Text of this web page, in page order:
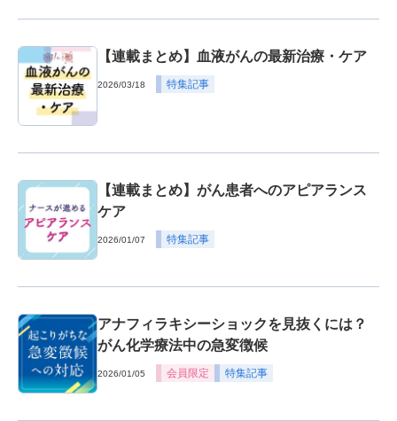
【連載まとめ】血液がんの最新治療・ケア
2026/03/18 特集記事
【連載まとめ】がん患者へのアピアランス
ケア
2026/01/07 特集記事
アナフィラキシーショックを見抜くには？
がん化学療法中の急変徴候
2026/01/05 会員限定 特集記事